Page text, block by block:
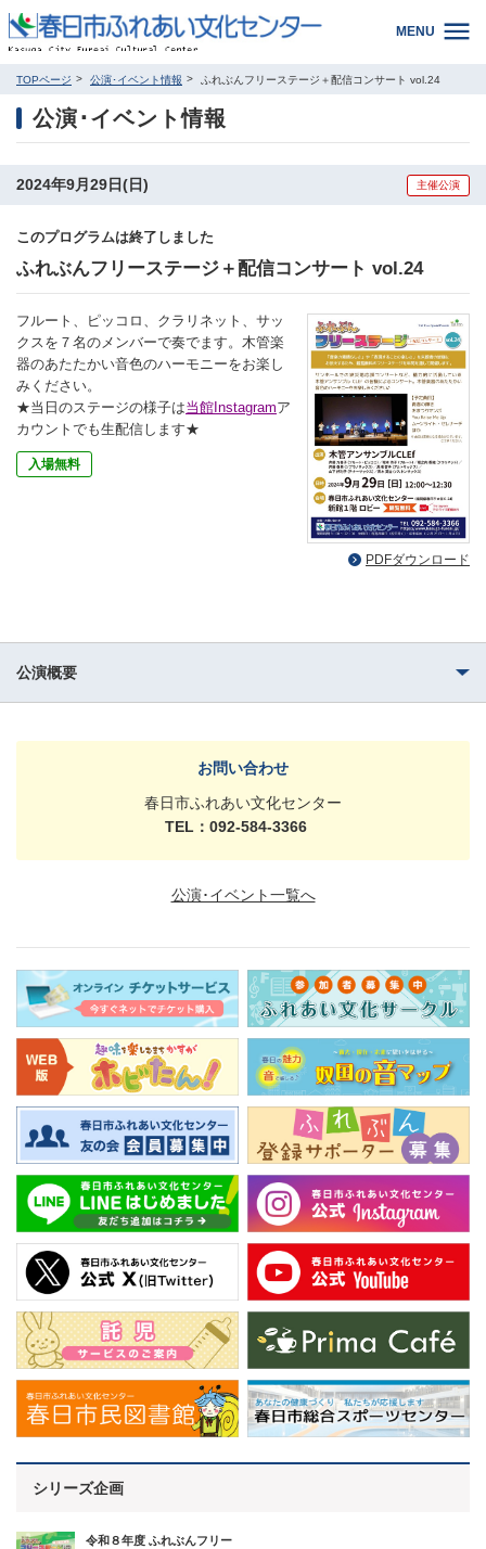
MENU
TOPページ 公演･イベント情報 ふれぶんフリーステージ＋配信コンサート vol.24
公演･イベント情報
2024年9月29日(日) 主催公演
このプログラムは終了しました
ふれぶんフリーステージ＋配信コンサート vol.24
フルート、ピッコロ、クラリネット、サッ
クスを７名のメンバーで奏でます。木管楽
器のあたたかい音色のハーモニーをお楽し
みください。
★当日のステージの様子は当館Instagramア
カウントでも生配信します★
入場無料
PDFダウンロード
公演概要
お問い合わせ
春日市ふれあい文化センター
TEL：092-584-3366
公演･イベント一覧へ
シリーズ企画
令和８年度 ふれぶんフリー